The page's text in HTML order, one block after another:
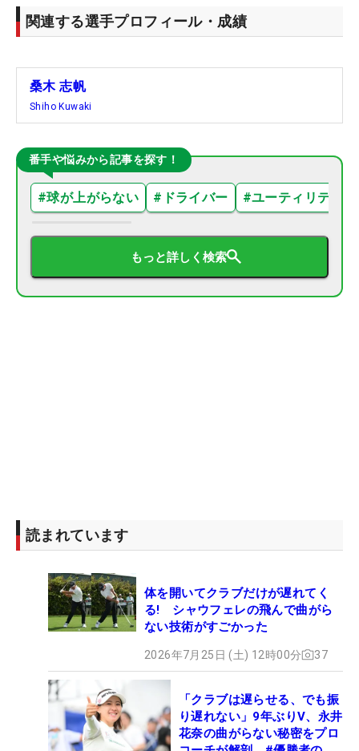
関連する選手プロフィール・成績
桑木 志帆
Shiho Kuwaki
番手や悩みから記事を探す！
#球が上がらない # ドライバー #ユーティリティ
もっと詳しく検索
読まれています
体を開いてクラブだけが遅れてく
る! シャウフェレの飛んで曲がら
ない技術がすごかった
2026年7月25日 (土) 12時00分 37
「クラブは遅らせる、でも振
り遅れない」9年ぶりV、永井
花奈の曲がらない秘密をプロ